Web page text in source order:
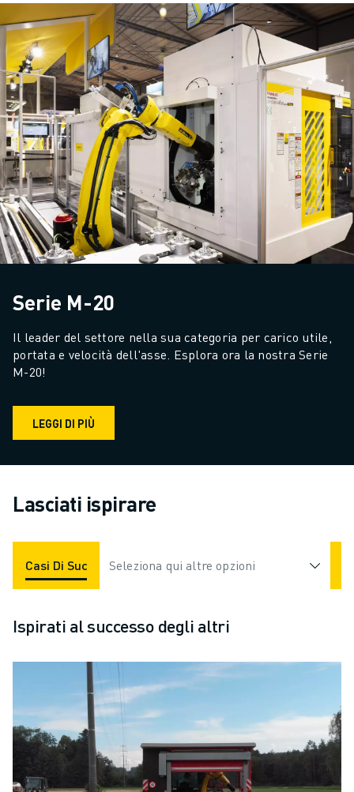
Serie M-20
Il leader del settore nella sua categoria per carico utile,
portata e velocità dell'asse. Esplora ora la nostra Serie
M-20!
LEGGI DI PIÙ
Lasciati ispirare
Casi Di Successo Applicazioni Settori
Seleziona qui altre opzioni
Ispirati al successo degli altri